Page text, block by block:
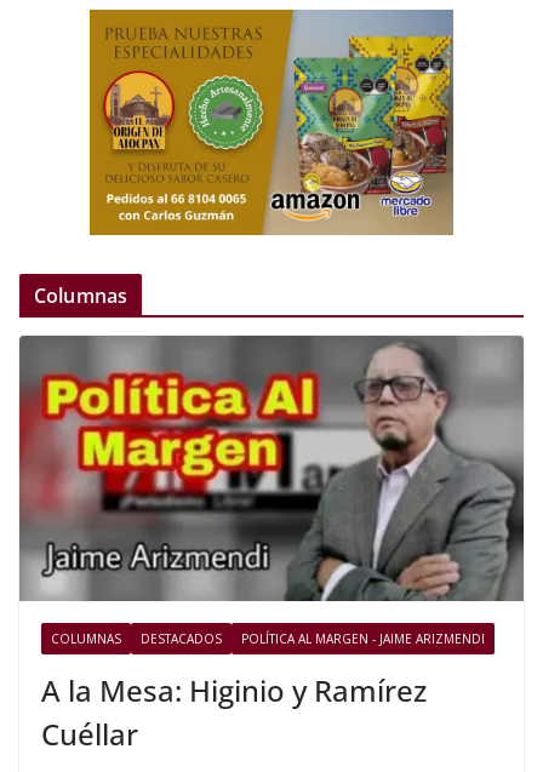
Columnas
COLUMNAS DESTACADOS POLÍTICA AL MARGEN - JAIME ARIZMENDI
A la Mesa: Higinio y Ramírez
Cuéllar